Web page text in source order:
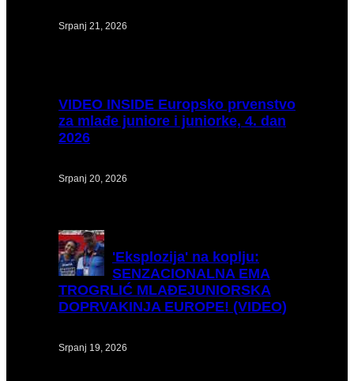
Srpanj 21, 2026
VIDEO INSIDE Europsko prvenstvo
za mlađe juniore i juniorke, 4. dan
2026
Srpanj 20, 2026
'Eksplozija' na koplju:
SENZACIONALNA EMA
TROGRLIĆ MLAĐEJUNIORSKA
DOPRVAKINJA EUROPE! (VIDEO)
Srpanj 19, 2026